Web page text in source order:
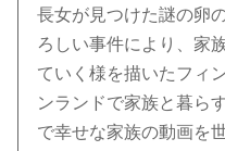
長女が見つけた謎の卵
ろしい事件により、家
ていく様を描いたフィ
ンランドで家族と暮ら
で幸せな家族の動画を